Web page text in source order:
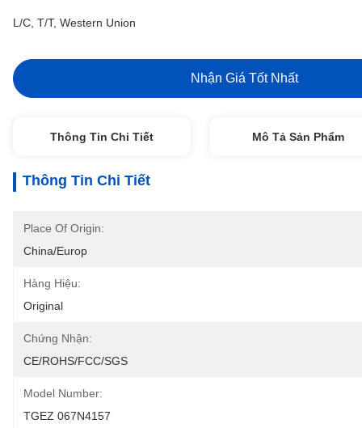
L/C, T/T, Western Union
Nhận Giá Tốt Nhất
Thông Tin Chi Tiết Mô Tả Sản Phẩm
Thông Tin Chi Tiết
Place Of Origin:
China/Europ
Hàng Hiệu:
Original
Chứng Nhận:
CE/ROHS/FCC/SGS
Model Number:
TGEZ 067N4157